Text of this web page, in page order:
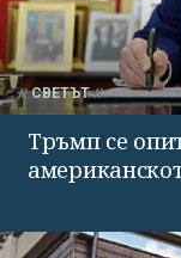
СВЕТЪТ
Тръмп се